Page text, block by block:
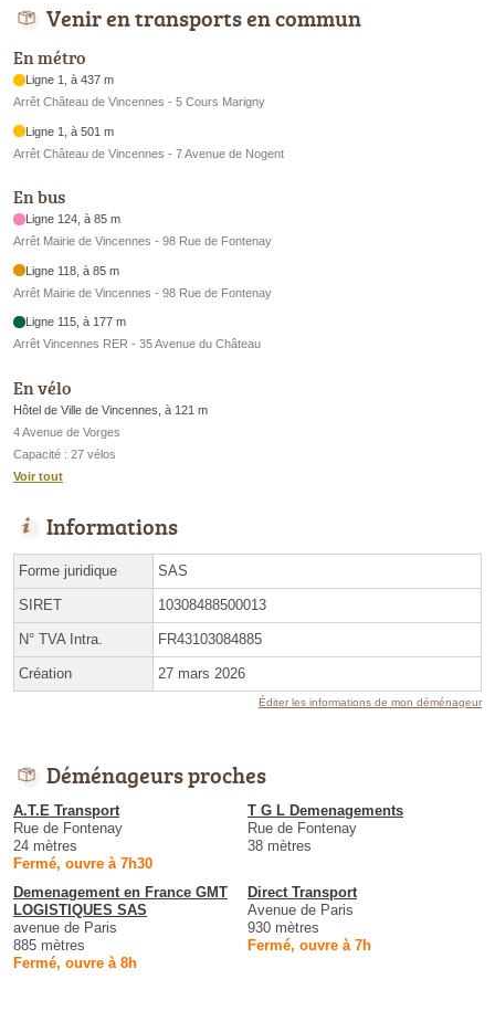
Venir en transports en commun
En métro
Ligne 1, à 437 m
Arrêt Château de Vincennes - 5 Cours Marigny
Ligne 1, à 501 m
Arrêt Château de Vincennes - 7 Avenue de Nogent
En bus
Ligne 124, à 85 m
Arrêt Mairie de Vincennes - 98 Rue de Fontenay
Ligne 118, à 85 m
Arrêt Mairie de Vincennes - 98 Rue de Fontenay
Ligne 115, à 177 m
Arrêt Vincennes RER - 35 Avenue du Château
En vélo
Hôtel de Ville de Vincennes, à 121 m
4 Avenue de Vorges
Capacité : 27 vélos
Voir tout
Informations
Forme juridique SAS
SIRET 10308488500013
N° TVA Intra. FR43103084885
Création 27 mars 2026
Éditer les informations de mon déménageur
Déménageurs proches
A.T.E Transport
Rue de Fontenay
24 mètres
Fermé, ouvre à 7h30
T G L Demenagements
Rue de Fontenay
38 mètres
Demenagement en France GMT
LOGISTIQUES SAS
avenue de Paris
885 mètres
Fermé, ouvre à 8h
Direct Transport
Avenue de Paris
930 mètres
Fermé, ouvre à 7h